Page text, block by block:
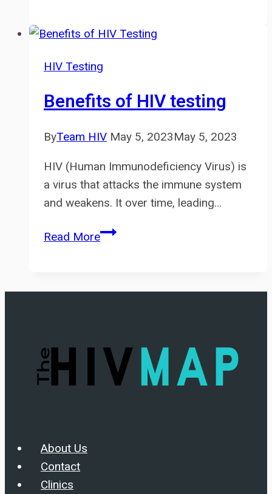
sexually
infection
that
should
not
overlooked.
HIV Testing
Benefits of HIV testing
ByTeam HIV May 5, 2023May 5, 2023
HIV (Human Immunodeficiency Virus) is
a virus that attacks the immune system
and weakens. It over time, leading…
Read MoreBenefits
About Us
Contact
Clinics